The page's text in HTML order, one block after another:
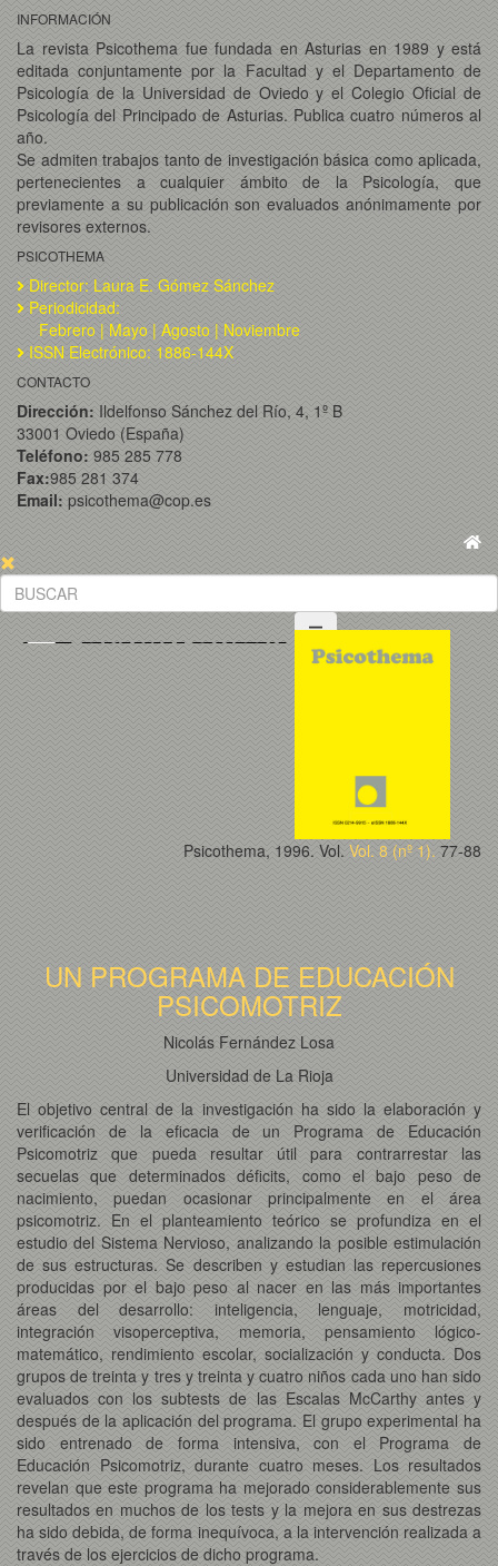
INFORMACIÓN
La revista Psicothema fue fundada en Asturias en 1989 y está
editada conjuntamente por la Facultad y el Departamento de
Psicología de la Universidad de Oviedo y el Colegio Oficial de
Psicología del Principado de Asturias. Publica cuatro números al
año.
Se admiten trabajos tanto de investigación básica como aplicada,
pertenecientes a cualquier ámbito de la Psicología, que
previamente a su publicación son evaluados anónimamente por
revisores externos.
PSICOTHEMA
Director: Laura E. Gómez Sánchez
Periodicidad:
Febrero | Mayo | Agosto | Noviembre
ISSN Electrónico: 1886-144X
CONTACTO
Dirección: Ildelfonso Sánchez del Río, 4, 1º B
33001 Oviedo (España)
Teléfono: 985 285 778
Fax:985 281 374
Email: psicothema@cop.es
Psicothema, 1996. Vol. Vol. 8 (nº 1). 77-88
UN PROGRAMA DE EDUCACIÓN
PSICOMOTRIZ
Nicolás Fernández Losa
Universidad de La Rioja
El objetivo central de la investigación ha sido la elaboración y
verificación de la eficacia de un Programa de Educación
Psicomotriz que pueda resultar útil para contrarrestar las
secuelas que determinados déficits, como el bajo peso de
nacimiento, puedan ocasionar principalmente en el área
psicomotriz. En el planteamiento teórico se profundiza en el
estudio del Sistema Nervioso, analizando la posible estimulación
de sus estructuras. Se describen y estudian las repercusiones
producidas por el bajo peso al nacer en las más importantes
áreas del desarrollo: inteligencia, lenguaje, motricidad,
integración visoperceptiva, memoria, pensamiento lógico-
matemático, rendimiento escolar, socialización y conducta. Dos
grupos de treinta y tres y treinta y cuatro niños cada uno han sido
evaluados con los subtests de las Escalas McCarthy antes y
después de la aplicación del programa. El grupo experimental ha
sido entrenado de forma intensiva, con el Programa de
Educación Psicomotriz, durante cuatro meses. Los resultados
revelan que este programa ha mejorado considerablemente sus
resultados en muchos de los tests y la mejora en sus destrezas
ha sido debida, de forma inequívoca, a la intervención realizada a
través de los ejercicios de dicho programa.